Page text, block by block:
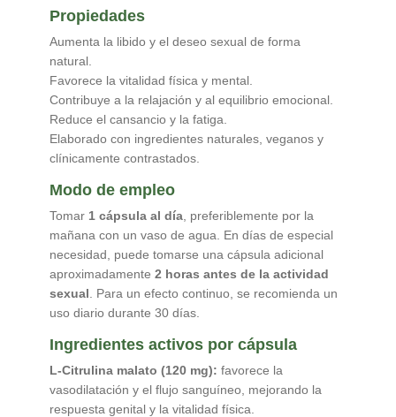
Propiedades
Aumenta la libido y el deseo sexual de forma
natural.
Favorece la vitalidad física y mental.
Contribuye a la relajación y al equilibrio emocional.
Reduce el cansancio y la fatiga.
Elaborado con ingredientes naturales, veganos y
clínicamente contrastados.
Modo de empleo
Tomar 1 cápsula al día , preferiblemente por la
mañana con un vaso de agua. En días de especial
necesidad, puede tomarse una cápsula adicional
aproximadamente2 horas antes de la actividad
sexual . Para un efecto continuo, se recomienda un
uso diario durante 30 días.
Ingredientes activos por cápsula
L-Citrulina malato (120 mg): favorece la
vasodilatación y el flujo sanguíneo, mejorando la
respuesta genital y la vitalidad física.